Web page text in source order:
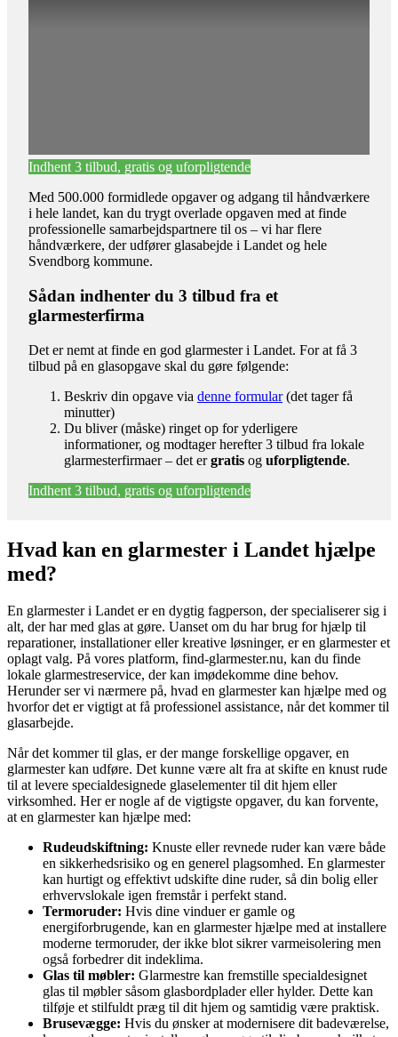
Indhent 3 tilbud, gratis og uforpligtende
Med 500.000 formidlede opgaver og adgang til håndværkere
i hele landet, kan du trygt overlade opgaven med at finde
professionelle samarbejdspartnere til os – vi har flere
håndværkere, der udfører glasabejde i Landet og hele
Svendborg kommune.
Sådan indhenter du 3 tilbud fra et
glarmesterfirma
Det er nemt at finde en god glarmester i Landet. For at få 3
tilbud på en glasopgave skal du gøre følgende:
Beskriv din opgave via denne formular(det tager få
minutter)
Du bliver (måske) ringet op for yderligere
informationer, og modtager herefter 3 tilbud fra lokale
glarmesterfirmaer – det ergratis og uforpligtende.
Indhent 3 tilbud, gratis og uforpligtende
Hvad kan en glarmester i Landet hjælpe
med?
En glarmester i Landet er en dygtig fagperson, der specialiserer sig i
alt, der har med glas at gøre. Uanset om du har brug for hjælp til
reparationer, installationer eller kreative løsninger, er en glarmester et
oplagt valg. På vores platform, find-glarmester.nu, kan du finde
lokale glarmestreservice, der kan imødekomme dine behov.
Herunder ser vi nærmere på, hvad en glarmester kan hjælpe med og
hvorfor det er vigtigt at få professionel assistance, når det kommer til
glasarbejde.
Når det kommer til glas, er der mange forskellige opgaver, en
glarmester kan udføre. Det kunne være alt fra at skifte en knust rude
til at levere specialdesignede glaselementer til dit hjem eller
virksomhed. Her er nogle af de vigtigste opgaver, du kan forvente,
at en glarmester kan hjælpe med:
Rudeudskiftning: Knuste eller revnede ruder kan være både
en sikkerhedsrisiko og en generel plagsomhed. En glarmester
kan hurtigt og effektivt udskifte dine ruder, så din bolig eller
erhvervslokale igen fremstår i perfekt stand.
Termoruder: Hvis dine vinduer er gamle og
energiforbrugende, kan en glarmester hjælpe med at installere
moderne termoruder, der ikke blot sikrer varmeisolering men
også forbedrer dit indeklima.
Glas til møbler: Glarmestre kan fremstille specialdesignet
glas til møbler såsom glasbordplader eller hylder. Dette kan
tilføje et stilfuldt præg til dit hjem og samtidig være praktisk.
Brusevægge: Hvis du ønsker at modernisere dit badeværelse,